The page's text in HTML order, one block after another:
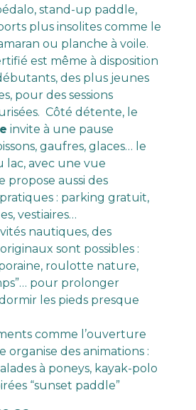
stand-up paddle,
plus insolites comme le
ou planche à voile.
est même à disposition
des plus jeunes
pour des sessions
Côté détente, le
invite à une pause
gaufres, glaces… le
avec une vue
propose aussi des
: parking gratuit,
vestiaires…
nautiques, des
sont possibles :
roulotte nature,
pour prolonger
les pieds presque
comme l’ouverture
organise des animations :
à poneys, kayak-polo
“sunset paddle”